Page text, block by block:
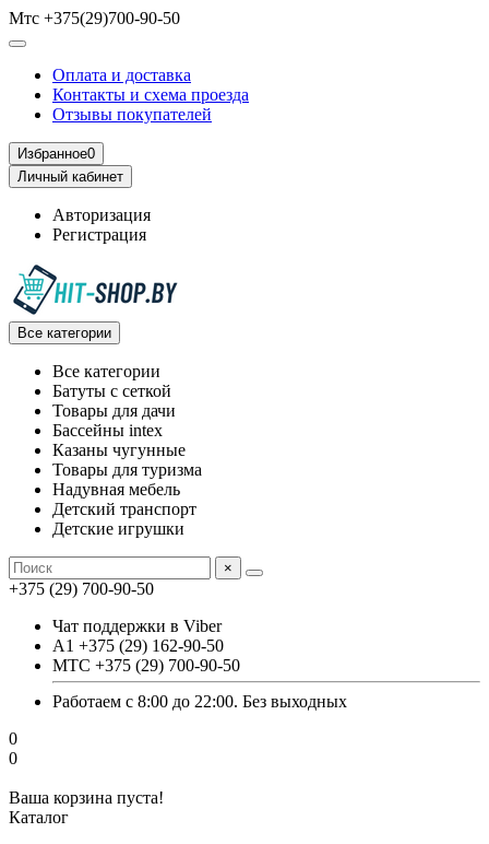
Мтс +375(29)700-90-50
Оплата и доставка
Контакты и схема проезда
Отзывы покупателей
Избранное0
Личный кабинет
Авторизация
Регистрация
Все категории
Все категории
Батуты с сеткой
Товары для дачи
Бассейны intex
Казаны чугунные
Товары для туризма
Надувная мебель
Детский транспорт
Детские игрушки
×
+375 (29) 700-90-50
Чат поддержки в Viber
А1 +375 (29) 162-90-50
МТС +375 (29) 700-90-50
Работаем с 8:00 до 22:00. Без выходных
0
0
Ваша корзина пуста!
Каталог